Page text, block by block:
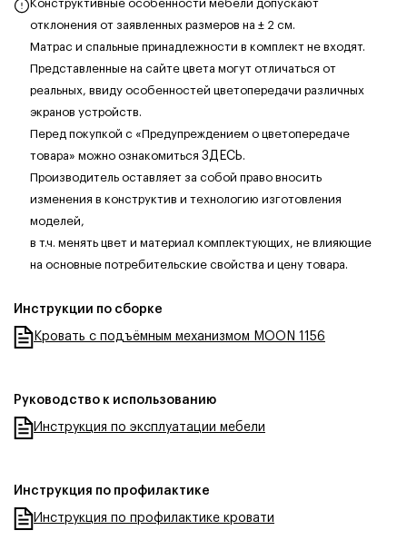
Конструктивные особенности мебели допускают
отклонения от заявленных размеров на ± 2 см.
Матрас и спальные принадлежности в комплект не входят.
Представленные на сайте цвета могут отличаться от
реальных, ввиду особенностей цветопередачи различных
экранов устройств.
Перед покупкой с «Предупреждением о цветопередаче
товара» можно ознакомиться ЗДЕСЬ.
Производитель оставляет за собой право вносить
изменения в конструктив и технологию изготовления
моделей,
в т.ч. менять цвет и материал комплектующих, не влияющие
на основные потребительские свойства и цену товара.
Инструкции по сборке
Кровать с подъёмным механизмом MOON 1156
Руководство к использованию
Инструкция по эксплуатации мебели
Инструкция по профилактике
Инструкция по профилактике кровати